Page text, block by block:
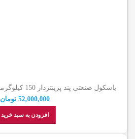
باسکول صنعتی پند پرینتردار 150 کیلوگرمی مدل PX9000P Storm
52,000,000 تومان
افزودن به سبد خرید